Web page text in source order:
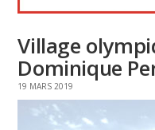
Village
Dominique
19 MARS 2019